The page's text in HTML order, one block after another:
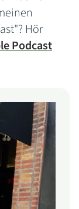
Hör
Podcast